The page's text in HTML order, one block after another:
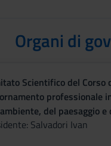
Organi di
Scientifico del Corso
professionale
del paesaggio
Salvadori Ivan